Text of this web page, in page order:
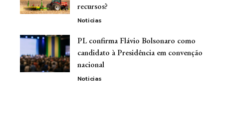
recursos?
Noticias
PL confirma Flávio Bolsonaro como
candidato à Presidência em convenção
nacional
Noticias